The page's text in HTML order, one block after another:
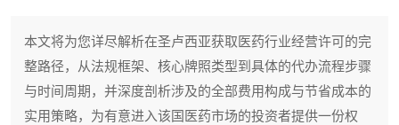
本文将为您详尽解析在圣卢西亚获取医药行业经营许可的完
整路径，从法规框架、核心牌照类型到具体的代办流程步骤
与时间周期，并深度剖析涉及的全部费用构成与节省成本的
实用策略，为有意进入该国医药市场的投资者提供一份权